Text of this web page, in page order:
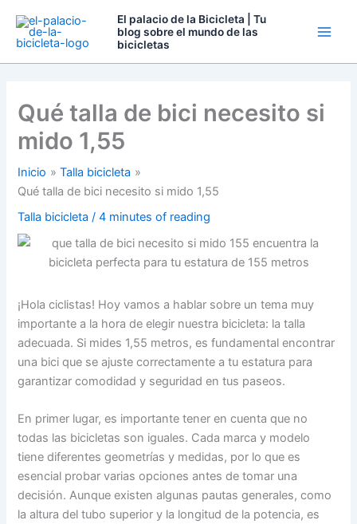
contenido
El palacio de la Bicicleta | Tu
blog sobre el mundo de las
bicicletas
Qué talla de bici necesito si
mido 1,55
Inicio
Talla bicicleta
Qué talla de bici necesito si mido 1,55
Talla bicicleta /4 minutes of reading
¡Hola ciclistas! Hoy vamos a hablar sobre un tema muy
importante a la hora de elegir nuestra bicicleta: la talla
adecuada. Si mides 1,55 metros, es fundamental encontrar
una bici que se ajuste correctamente a tu estatura para
garantizar comodidad y seguridad en tus paseos.
En primer lugar, es importante tener en cuenta que no
todas las bicicletas son iguales. Cada marca y modelo
tiene diferentes geometrías y medidas, por lo que es
esencial probar varias opciones antes de tomar una
decisión. Aunque existen algunas pautas generales, como
la altura del tubo superior y la longitud de la potencia, es